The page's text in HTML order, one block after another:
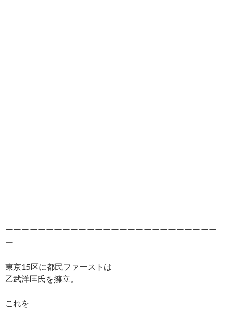
ーーーーーーーーーーーーーーーーーーーーーーーーーー
ー
東京15区に都民ファーストは
乙武洋匡氏を擁立。
これを